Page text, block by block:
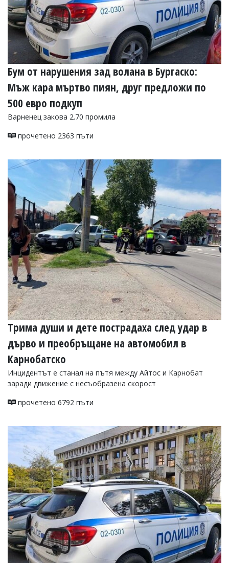
Бум от нарушения зад волана в Бургаско:
Мъж кара мъртво пиян, друг предложи по
500 евро подкуп
Варненец закова 2.70 промила
прочетено 2363 пъти
Трима души и дете пострадаха след удар в
дърво и преобръщане на автомобил в
Карнобатско
Инцидентът е станал на пътя между Айтос и Карнобат
заради движение с несъобразена скорост
прочетено 6792 пъти